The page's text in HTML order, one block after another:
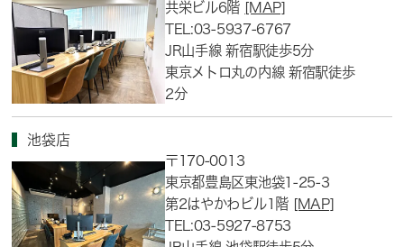
共栄ビル6階 [MAP]
TEL:03-5937-6767
JR山手線 新宿駅徒歩5分
東京メトロ丸の内線 新宿駅徒歩
2分
池袋店
〒170-0013
東京都豊島区東池袋1-25-3
第2はやかわビル1階 [MAP]
TEL:03-5927-8753